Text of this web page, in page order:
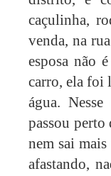
caçulinha,
venda, na
esposa não
carro, ela foi
água.
passou perto
nem sai
afastando,